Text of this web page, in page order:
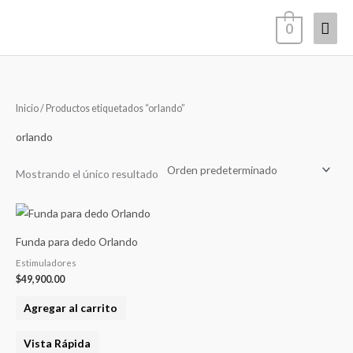
0
Inicio/ Productos etiquetados “orlando”
orlando
Mostrando el único resultado
Funda para dedo Orlando
Estimuladores
$49,900.00
Agregar al carrito
Vista Rápida